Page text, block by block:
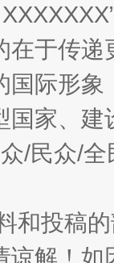
在于传
国际形
国家、
/民众/
和投稿
谅解！